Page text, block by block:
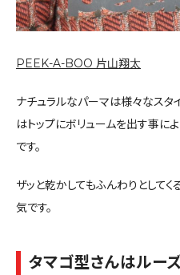
PEEK-A-BOO 片山翔太
ナチュラルなパーマは様々なスタ
はトップにボリュームを出す事に
です。
ザッと乾かしてもふんわりとして
気です。
タマゴ型さんはルー